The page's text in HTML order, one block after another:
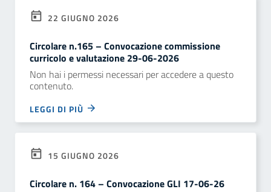
22 GIUGNO 2026
Circolare n.165 – Convocazione commissione
curricolo e valutazione 29-06-2026
Non hai i permessi necessari per accedere a questo
contenuto.
LEGGI DI PIÙ
15 GIUGNO 2026
Circolare n. 164 – Convocazione GLI 17-06-26